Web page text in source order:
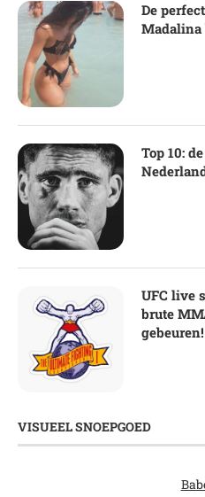
De
Madalina
Top 10:
UFC live
brute
gebeuren!
VISUEEL SNOEPGOED